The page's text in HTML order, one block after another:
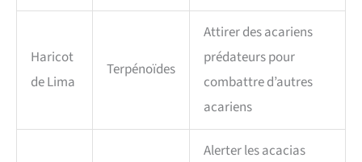
Haricot
de Lima
Terpénoïdes
Attirer des acariens
prédateurs pour
combattre d’autres
acariens
Alerter les acacias